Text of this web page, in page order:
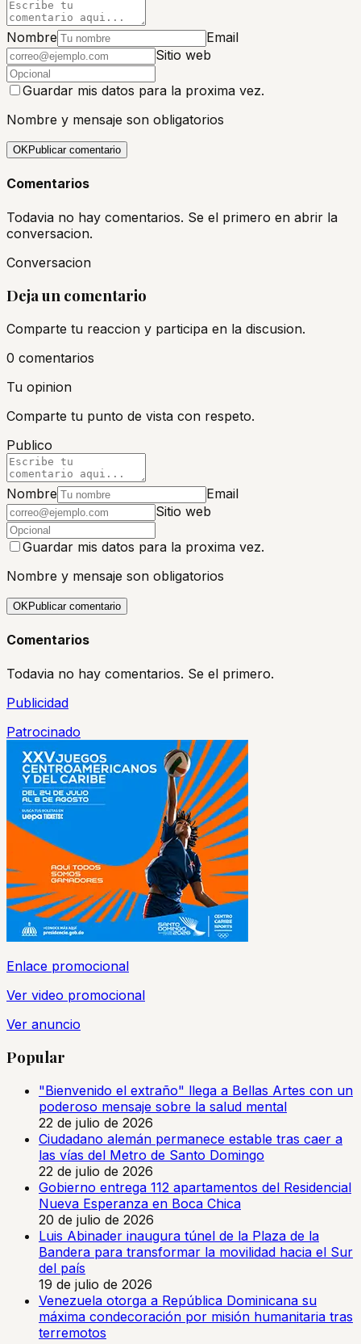
Nombre
Email
Sitio web
Guardar mis datos para la proxima vez.
Nombre y mensaje son obligatorios
OKPublicar comentario
Comentarios
Todavia no hay comentarios. Se el primero en abrir la
conversacion.
Conversacion
Deja un comentario
Comparte tu reaccion y participa en la discusion.
0 comentarios
Tu opinion
Comparte tu punto de vista con respeto.
Publico
Nombre
Email
Sitio web
Guardar mis datos para la proxima vez.
Nombre y mensaje son obligatorios
OKPublicar comentario
Comentarios
Todavia no hay comentarios. Se el primero.
Publicidad
Patrocinado
Enlace promocional
Ver video promocional
Ver anuncio
Popular
"Bienvenido el extraño" llega a Bellas Artes con un
poderoso mensaje sobre la salud mental
22 de julio de 2026
Ciudadano alemán permanece estable tras caer a
las vías del Metro de Santo Domingo
22 de julio de 2026
Gobierno entrega 112 apartamentos del Residencial
Nueva Esperanza en Boca Chica
20 de julio de 2026
Luis Abinader inaugura túnel de la Plaza de la
Bandera para transformar la movilidad hacia el Sur
del país
19 de julio de 2026
Venezuela otorga a República Dominicana su
máxima condecoración por misión humanitaria tras
terremotos